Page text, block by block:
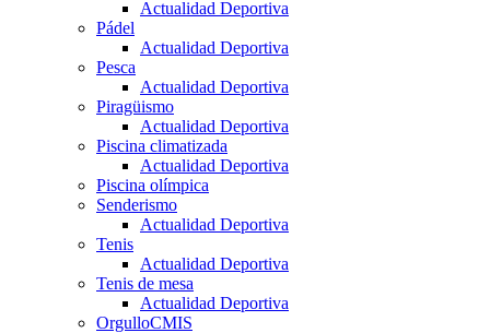
Actualidad Deportiva
Pádel
Actualidad Deportiva
Pesca
Actualidad Deportiva
Piragüismo
Actualidad Deportiva
Piscina climatizada
Actualidad Deportiva
Piscina olímpica
Senderismo
Actualidad Deportiva
Tenis
Actualidad Deportiva
Tenis de mesa
Actualidad Deportiva
OrgulloCMIS